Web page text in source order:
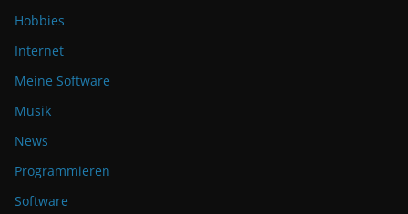
Hobbies
Internet
Meine Software
Musik
News
Programmieren
Software